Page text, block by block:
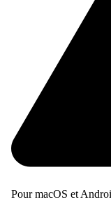
Pour macOS et